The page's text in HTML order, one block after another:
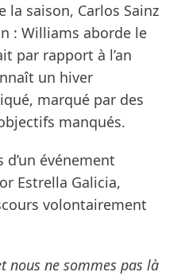
la saison, Carlos Sainz
: Williams aborde le
par rapport à l’an
un hiver
marqué par des
manqués.
événement
Estrella Galicia,
volontairement
nous ne sommes pas là